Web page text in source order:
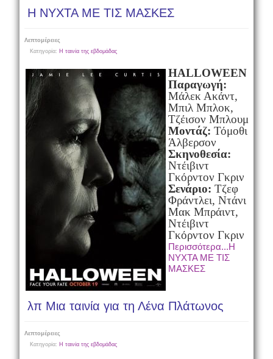
Η ΝΥΧΤΑ ΜΕ ΤΙΣ ΜΑΣΚΕΣ
Λεπτομέρειες
Κατηγορία: Η ταινία της εβδομάδας
HALLOWEEN
Παραγωγή:
Μάλεκ Ακάντ,
Μπιλ Μπλοκ,
Τζέισον Μπλουμ
Μοντάζ: Τόμοθι
Άλβερσον
Σκηνοθεσία:
Ντέιβιντ
Γκόρντον Γκριν
Σενάριο: Τζεφ
Φράντλει, Ντάνι
Μακ Μπράιντ,
Ντέιβιντ
Γκόρντον Γκριν
Περισσότερα...Η
ΝΥΧΤΑ ΜΕ ΤΙΣ
ΜΑΣΚΕΣ
λπ Μια ταινία για τη Λένα Πλάτωνος
Λεπτομέρειες
Κατηγορία: Η ταινία της εβδομάδας